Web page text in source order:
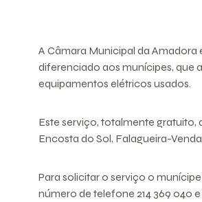
A Câmara Municipal da
diferenciado aos munícipes, que
equipamentos elétricos usados.
Este serviço, totalmente gratuito,
Encosta do Sol, Falagueira-
Para solicitar o serviço o
número de telefone 214 369 040